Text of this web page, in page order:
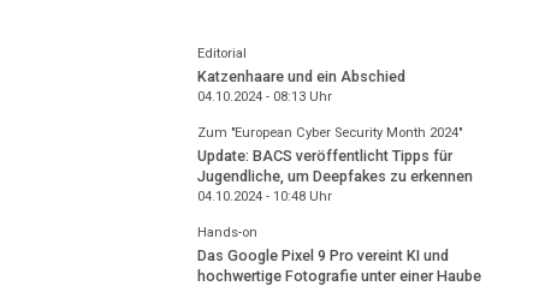
Editorial
Katzenhaare und ein Abschied
04.10.2024 - 08:13Uhr
Zum "European Cyber Security Month 2024"
Update: BACS veröffentlicht Tipps für
Jugendliche, um Deepfakes zu erkennen
04.10.2024 - 10:48Uhr
Hands-on
Das Google Pixel 9 Pro vereint KI und
hochwertige Fotografie unter einer Haube